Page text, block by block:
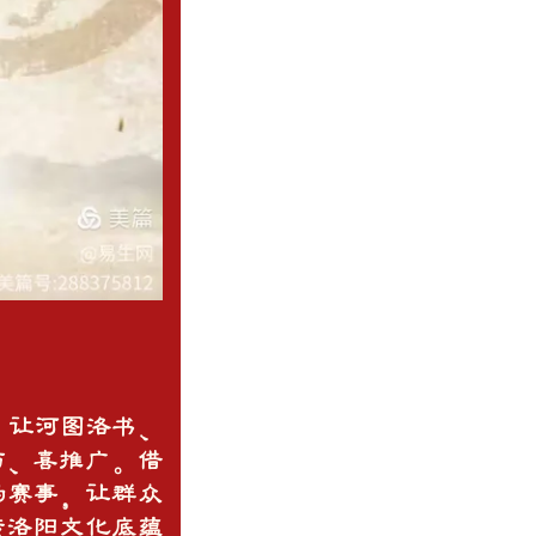
河图洛书、
喜推广。借
事，让群众
阳文化底蕴